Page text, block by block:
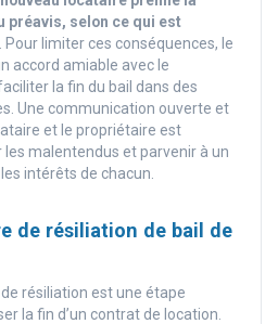
préavis, selon ce qui est
. Pour limiter ces conséquences, le
accord amiable avec le
la fin du bail dans des
Une communication ouverte et
et le propriétaire est
malentendus et parvenir à un
intérêts de chacun.
de résiliation de bail de
résiliation est une étape
la fin d’un contrat de location.